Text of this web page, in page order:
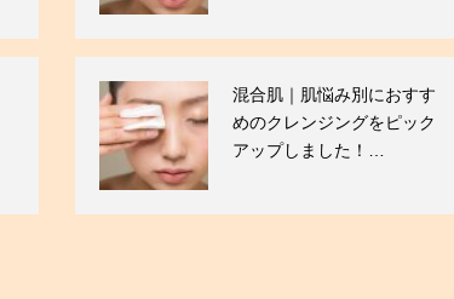
混合肌｜肌悩み別におすす
めのクレンジングをピック
アップしました！…